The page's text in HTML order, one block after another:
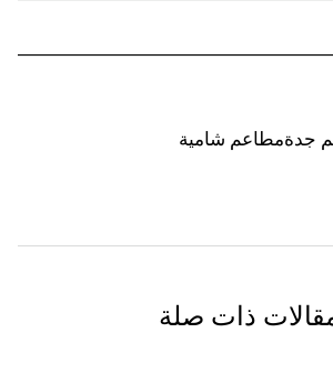
جدةمطاعم شامية
ذات صلة